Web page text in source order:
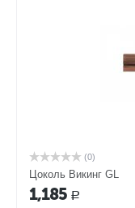
(0)
Цоколь Викинг GL
1,185 Р